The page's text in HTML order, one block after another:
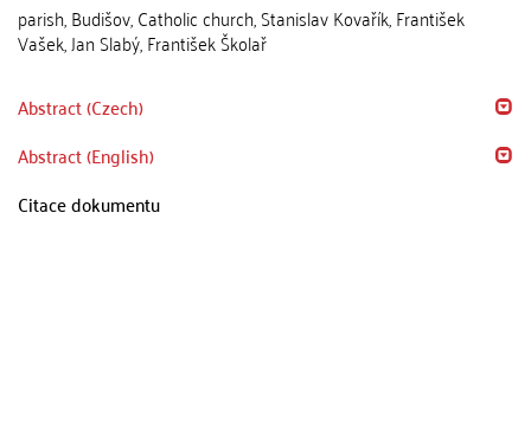
parish, Budišov, Catholic church, Stanislav Kovařík, František
Vašek, Jan Slabý, František Školař
Abstract (Czech)
Abstract (English)
Citace dokumentu